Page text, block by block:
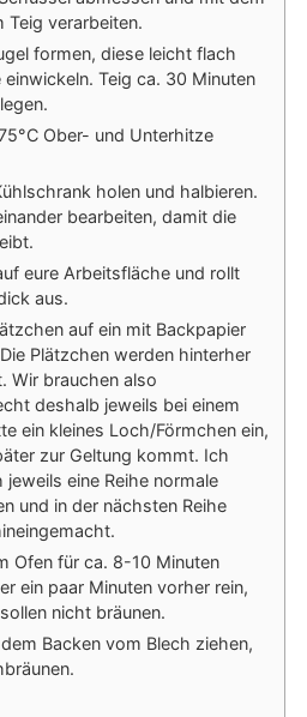
Teig verarbeiten.
formen, diese leicht flach
einwickeln. Teig ca. 30 Minuten
Ober- und Unterhitze
holen und halbieren.
bearbeiten, damit die
eure Arbeitsfläche und rollt
aus.
auf ein mit Backpapier
Plätzchen werden hinterher
Wir brauchen also
deshalb jeweils bei einem
ein kleines Loch/Förmchen ein,
zur Geltung kommt. Ich
eine Reihe normale
und in der nächsten Reihe
Ofen für ca. 8-10 Minuten
ein paar Minuten vorher rein,
nicht bräunen.
Backen vom Blech ziehen,